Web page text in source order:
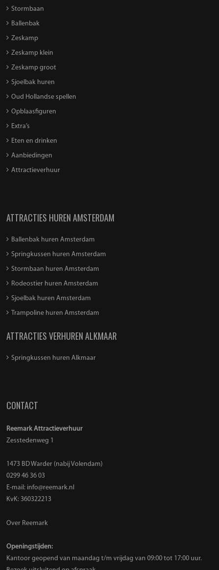
Stormbaan
Ballenbak
Zeskamp
Zeskamp klein
Zeskamp groot
Sjoelbak huren
Oud Hollandse spellen
Opblaasfiguren
Extra’s
Eten en drinken
Aanbiedingen
Attractieverhuur
ATTRACTIES HUREN AMSTERDAM
Ballenbak huren Amsterdam
Springkussen huren Amsterdam
Stormbaan huren Amsterdam
Rodeostier huren Amsterdam
Sjoelbak huren Amsterdam
Trampoline huren Amsterdam
ATTRACTIES VERHUREN ALKMAAR
Springkussen huren Alkmaar
CONTACT
Reemark Attractieverhuur
Zesstedenweg 1
1473 BD Warder (nabij Volendam)
0299 46 36 03
E-mail: info@reemark.nl
KvK: 360322213
Over Reemark
Openingstijden:
Kantoor geopend van maandag t/m vrijdag van 09:00 tot 17:00 uur.